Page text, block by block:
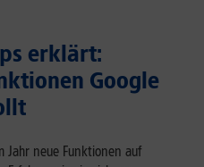
erklärt:
Google
Jahr neue Funktionen auf